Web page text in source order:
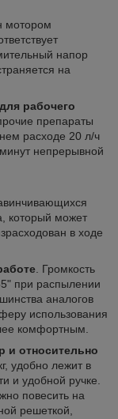
мотором
напор
на
рабочего
препараты
расходе 20 л/ч
непрерывной
который может
в ходе
. Громкость
при распылении
аналогов
использования
комфортным.
и относительно
удобно лежит в
и удобной ручке.
повесить на
решеткой,